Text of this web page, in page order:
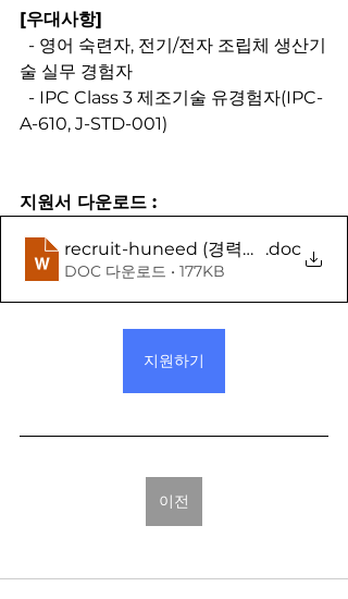
[우대사항]
술 실무 경험자
A-610, J-STD-001)
지원서 다운로드 :
recruit-huneed (경력사원용)
.doc
DOC 다운로드 • 177KB
지원하기
이전